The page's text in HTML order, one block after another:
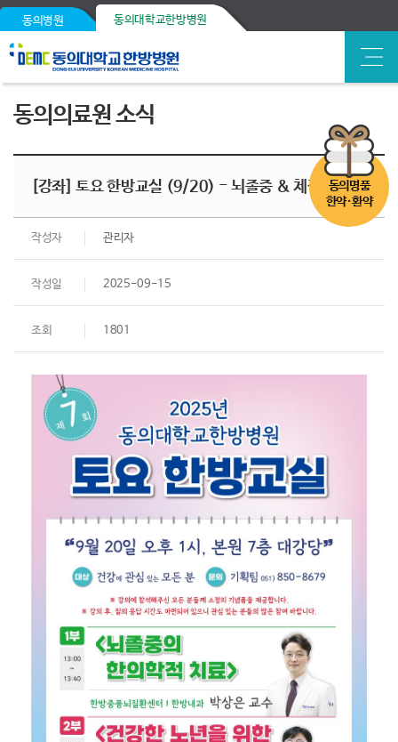
동의병원 동의대학교한방병원
동의명품
한약·환약
동의의료원 소식
[강좌] 토요 한방교실 (9/20) - 뇌졸중 & 체질건강
작성자 관리자
작성일 2025-09-15
조회 1801